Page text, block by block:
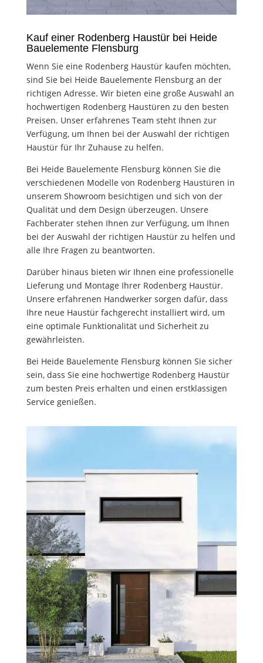
Kauf einer Rodenberg Haustür bei Heide
Bauelemente Flensburg
Wenn Sie eine Rodenberg Haustür kaufen möchten,
sind Sie bei Heide Bauelemente Flensburg an der
richtigen Adresse. Wir bieten eine große Auswahl an
hochwertigen Rodenberg Haustüren zu den besten
Preisen. Unser erfahrenes Team steht Ihnen zur
Verfügung, um Ihnen bei der Auswahl der richtigen
Haustür für Ihr Zuhause zu helfen.
Bei Heide Bauelemente Flensburg können Sie die
verschiedenen Modelle von Rodenberg Haustüren in
unserem Showroom besichtigen und sich von der
Qualität und dem Design überzeugen. Unsere
Fachberater stehen Ihnen zur Verfügung, um Ihnen
bei der Auswahl der richtigen Haustür zu helfen und
alle Ihre Fragen zu beantworten.
Darüber hinaus bieten wir Ihnen eine professionelle
Lieferung und Montage Ihrer Rodenberg Haustür.
Unsere erfahrenen Handwerker sorgen dafür, dass
Ihre neue Haustür fachgerecht installiert wird, um
eine optimale Funktionalität und Sicherheit zu
gewährleisten.
Bei Heide Bauelemente Flensburg können Sie sicher
sein, dass Sie eine hochwertige Rodenberg Haustür
zum besten Preis erhalten und einen erstklassigen
Service genießen.